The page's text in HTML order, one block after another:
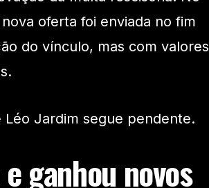
oferta foi enviada no fim
do vínculo, mas com valores
Jardim segue pendente.
ganhou novos